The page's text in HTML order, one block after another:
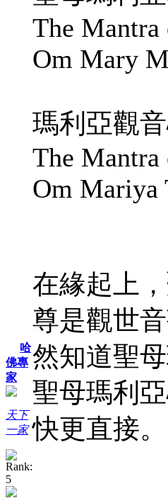
哈
佛專
家
天下
一家
The
Om Mary
瑪利亞觀
The
Om Mariya
在緣起上
尊是觀世
然知道聖
聖母瑪利
快更直接。